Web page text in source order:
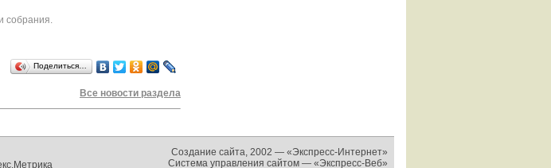
собрания.
Поделиться…
Все новости раздела
Создание сайта, 2002 — «Экспресс-Интернет»
Система управления сайтом — «Экспресс-Веб»